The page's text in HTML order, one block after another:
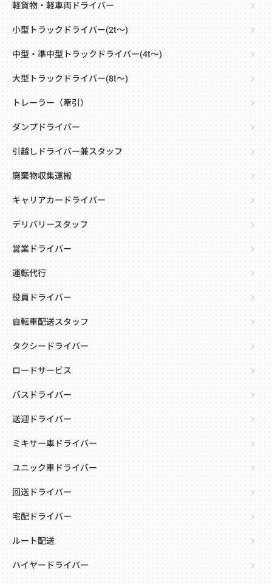
軽貨物・軽車両ドライバー
小型トラックドライバー(2t～)
中型・準中型トラックドライバー(4t～)
大型トラックドライバー(8t～)
トレーラー（牽引）
ダンプドライバー
引越しドライバー兼スタッフ
廃棄物収集運搬
キャリアカードライバー
デリバリースタッフ
営業ドライバー
運転代行
役員ドライバー
自転車配送スタッフ
タクシードライバー
ロードサービス
バスドライバー
送迎ドライバー
ミキサー車ドライバー
ユニック車ドライバー
回送ドライバー
宅配ドライバー
ルート配送
ハイヤードライバー